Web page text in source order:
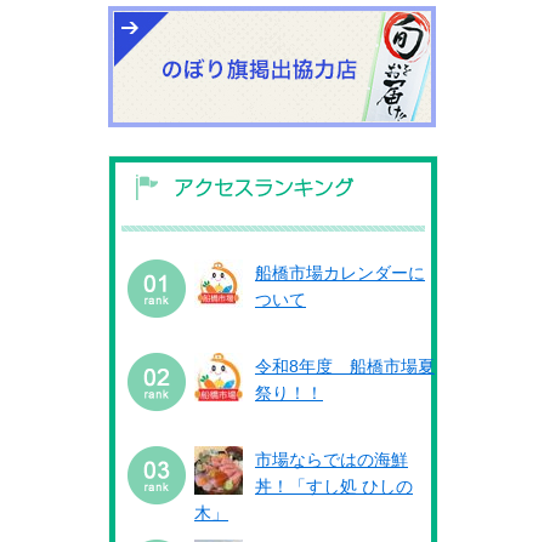
船橋市場カレンダーに
ついて
令和8年度 船橋市場夏
祭り！！
市場ならではの海鮮
丼！「すし処 ひしの
木」